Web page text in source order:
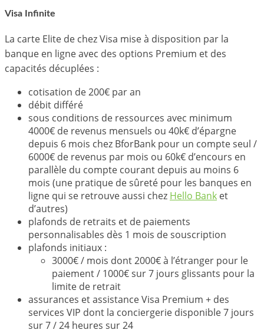
Visa Infinite
La carte Elite de chez Visa mise à disposition par la
banque en ligne avec des options Premium et des
capacités décuplées :
cotisation de 200€ par an
débit différé
sous conditions de ressources avec minimum
4000€ de revenus mensuels ou 40k€ d’épargne
depuis 6 mois chez BforBank pour un compte seul /
6000€ de revenus par mois ou 60k€ d’encours en
parallèle du compte courant depuis au moins 6
mois (une pratique de sûreté pour les banques en
ligne qui se retrouve aussi chez Hello Bank et
d’autres)
plafonds de retraits et de paiements
personnalisables dès 1 mois de souscription
plafonds initiaux :
3000€ / mois dont 2000€ à l’étranger pour le
paiement / 1000€ sur 7 jours glissants pour la
limite de retrait
assurances et assistance Visa Premium + des
services VIP dont la conciergerie disponible 7 jours
sur 7 / 24 heures sur 24